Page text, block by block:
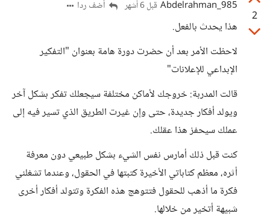
2
Abdelrahman_985 قبل 6 أشهر أضف ردا
هذا يحدث بالفعل.
لاحظت الأمر بعد أن حضرت دورة هامة بعنوان "التفكير
الإبداعي للإعلانات"
قالت المدربة: خروجك لأماكن مختلفة سيجعلك تفكر بشكل آخر
ويولد أفكار جديدة، حتى وإن غيرت الطريق الذي تسير فيه إلى
عملك سيحفز هذا عقلك.
كنت قبل ذلك أمارس نفس الشيء بشكل طبيعي دون معرفة
أثره، معظم كتاباتي الأخيرة كتبتها في الحقول، وعندما تشغلني
فكرة ما أذهب للحقول فتتوهج هذه الفكرة وتتولد أفكار أخرى
شبيهة أتخير من خلالها.